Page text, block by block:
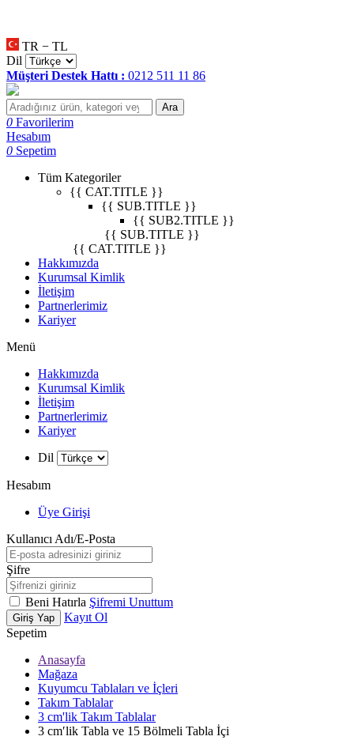
TR − TL
Dil
Müşteri Destek Hattı : 0212 511 11 86
Ara
0 Favorilerim
Hesabım
0 Sepetim
Tüm Kategoriler
{{ CAT.TITLE }}
{{ SUB.TITLE }}
{{ SUB2.TITLE }}
{{ SUB.TITLE }}
{{ CAT.TITLE }}
Hakkımızda
Kurumsal Kimlik
İletişim
Partnerlerimiz
Kariyer
Menü
Hakkımızda
Kurumsal Kimlik
İletişim
Partnerlerimiz
Kariyer
Dil
Hesabım
Üye Girişi
Kullanıcı Adı/E-Posta
Şifre
Beni Hatırla Şifremi Unuttum
Giriş Yap
Kayıt Ol
Sepetim
Anasayfa
Mağaza
Kuyumcu Tablaları ve İçleri
Takım Tablalar
3 cm'lik Takım Tablalar
3 cm′lik Tabla ve 15 Bölmeli Tabla İçi